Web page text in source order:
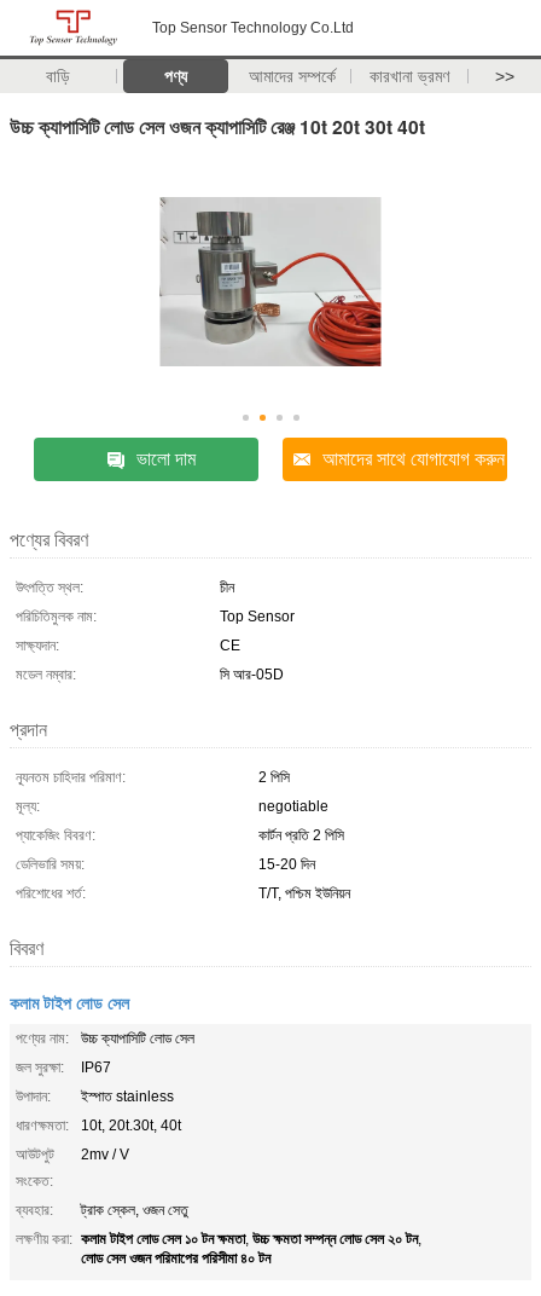
Top Sensor Technology Co.Ltd
বাড়ি পণ্য আমাদের সম্পর্কে কারখানা ভ্রমণ >>
উচ্চ ক্যাপাসিটি লোড সেল ওজন ক্যাপাসিটি রেঞ্জ 10t 20t 30t 40t
ভালো দাম আমাদের সাথে যোগাযোগ করুন
পণ্যের বিবরণ
উৎপত্তি স্থল:
চীন
পরিচিতিমুলক নাম:
Top Sensor
সাক্ষ্যদান:
CE
মডেল নম্বার:
সি আর-05D
প্রদান
ন্যূনতম চাহিদার পরিমাণ:
2 পিসি
মূল্য:
negotiable
প্যাকেজিং বিবরণ:
কার্টন প্রতি 2 পিসি
ডেলিভারি সময়:
15-20 দিন
পরিশোধের শর্ত:
T/T, পশ্চিম ইউনিয়ন
বিবরণ
কলাম টাইপ লোড সেল
পণ্যের নাম:
উচ্চ ক্যাপাসিটি লোড সেল
জল সুরক্ষা:
IP67
উপাদান:
ইস্পাত stainless
ধারণক্ষমতা:
10t, 20t.30t, 40t
আউটপুট
সংকেত:
2mv / V
ব্যবহার:
ট্রাক স্কেল, ওজন সেতু
লক্ষণীয় করা: কলাম টাইপ লোড সেল ১০ টন ক্ষমতা, উচ্চ ক্ষমতা সম্পন্ন লোড সেল ২০ টন,
লোড সেল ওজন পরিমাপের পরিসীমা ৪০ টন